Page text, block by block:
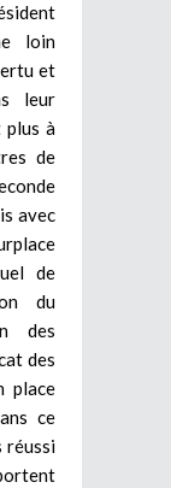
loin
et
leur
plus à
de
avec
de
du
des
des
place
ce
réussi